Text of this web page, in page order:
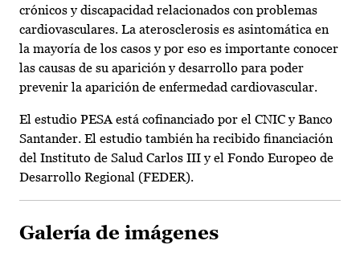
crónicos y discapacidad relacionados con problemas
cardiovasculares. La aterosclerosis es asintomática en
la mayoría de los casos y por eso es importante conocer
las causas de su aparición y desarrollo para poder
prevenir la aparición de enfermedad cardiovascular.
El estudio PESA está cofinanciado por el CNIC y Banco
Santander. El estudio también ha recibido financiación
del Instituto de Salud Carlos III y el Fondo Europeo de
Desarrollo Regional (FEDER).
Galería de imágenes